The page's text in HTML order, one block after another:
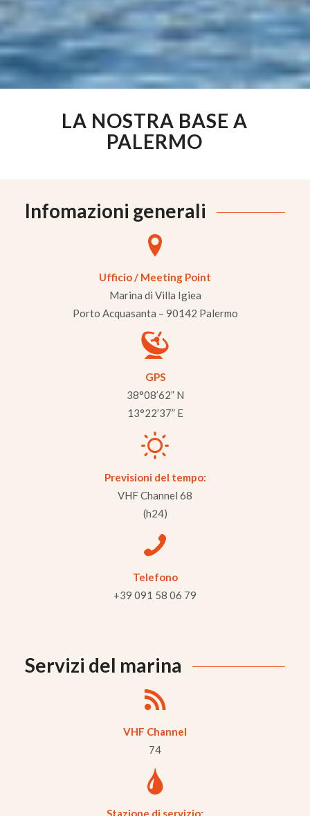
LA NOSTRA BASE A
PALERMO
Infomazioni generali
Ufficio / Meeting Point
Marina di Villa Igiea
Porto Acquasanta – 90142 Palermo
GPS
38°08’62” N
13°22’37” E
Previsioni del tempo:
VHF Channel 68
(h24)
Telefono
+39 091 58 06 79
Servizi del marina
VHF Channel
74
Stazione di servizio: